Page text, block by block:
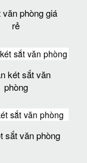
phòng giá
rẻ
két sắt văn
phòng
sắt văn phòng